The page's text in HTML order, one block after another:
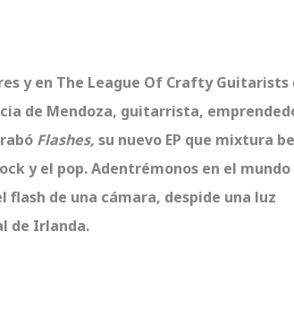
y en The League Of Crafty Guitarists
de Mendoza, guitarrista,
Flashes, su nuevo EP que mixtura
y el pop. Adentrémonos en el mundo
de una cámara, despide una luz
de Irlanda.